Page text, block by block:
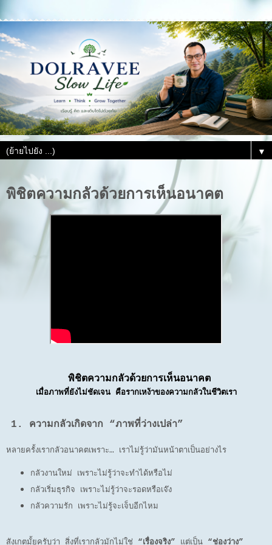
▼
พิชิตความกลัวด้วยการเห็นอนาคต
พิชิตความกลัวด้วยการเห็นอนาคต
เมื่อภาพที่ยังไม่ชัดเจน คือรากเหง้าของความกลัวในชีวิตเรา
1. ความกลัวเกิดจาก “ภาพที่ว่างเปล่า”
หลายครั้งเรากลัวอนาคตเพราะ… เราไม่รู้ว่ามันหน้าตาเป็นอย่างไร
กลัวงานใหม่ เพราะไม่รู้ว่าจะทำได้หรือไม่
กลัวเริ่มธุรกิจ เพราะไม่รู้ว่าจะรอดหรือเจ๊ง
กลัวความรัก เพราะไม่รู้จะเจ็บอีกไหม
สังเกตมั้ยครับว่า สิ่งที่เรากลัวมักไม่ใช่ “เรื่องจริง” แต่เป็น “ช่องว่าง”